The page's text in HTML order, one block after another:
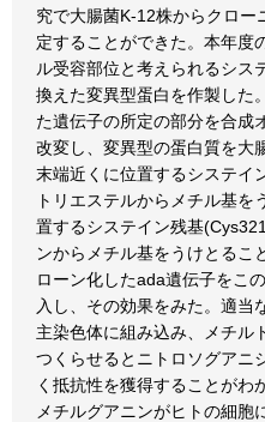
究で大腸菌K-12株からクロ
定することができた。本年度
ル受容部位と考えられるシス
換えた変異型蛋白を作製した
た遺伝子の所定の部分を合成
改変し、変異型の蛋白質を大
末端近くに位置するシステイ
トリエステルからメチル基を
置するシステイン残基
ンからメチル基をうけとるこ
ローン化したada遺伝子をこ
入し、その効果をみた。適当
主染色体に組み込み、メチル
つくらせるとニトロソグアニ
く抵抗性を獲得することがわ
メチルグアニンがヒトの細胞